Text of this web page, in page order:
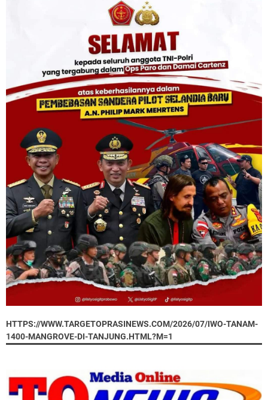
HTTPS://WWW.TARGETOPRASINEWS.COM/2026/07/IWO-TANAM-
1400-MANGROVE-DI-TANJUNG.HTML?M=1